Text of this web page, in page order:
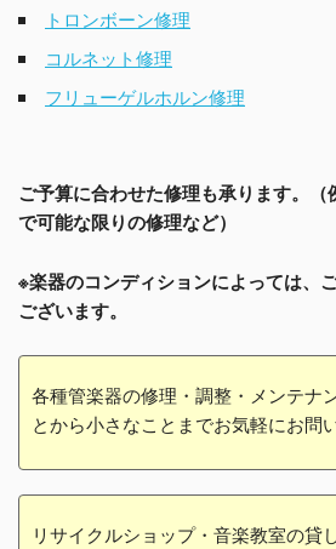
トロンボーン修理
コルネット修理
フリューゲルホルン修理
ご予算に合わせた修理も承ります。（
で可能な限りの修理など）
※楽器のコンディションによっては、
ございます。
各種管楽器の修理・調整・メンテナ
とから小さなことまでお気軽にお問
リサイクルショップ・音楽教室の貸